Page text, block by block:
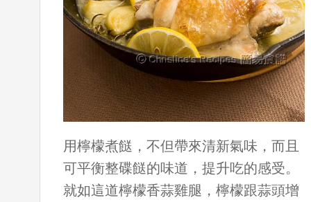
用檸檬煮餸，不但帶來清新氣味，而且
可平衡整碟餸的味道，提升吃的感受。
就如這道檸檬香蒜雞腿，檸檬跟蒜頭增